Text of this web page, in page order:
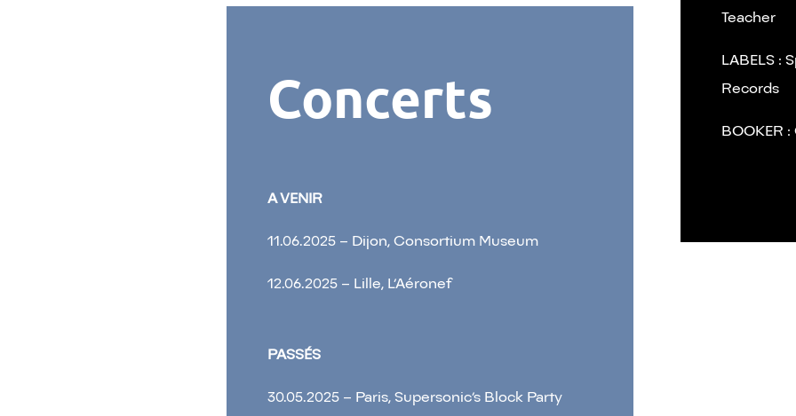
Concerts
A VENIR
11.06.2025 – Dijon, Consortium Museum
12.06.2025 – Lille, L’Aéronef
PASSÉS
30.05.2025 – Paris, Supersonic’s Block Party
Teacher
LABELS :
Records
BOOKER